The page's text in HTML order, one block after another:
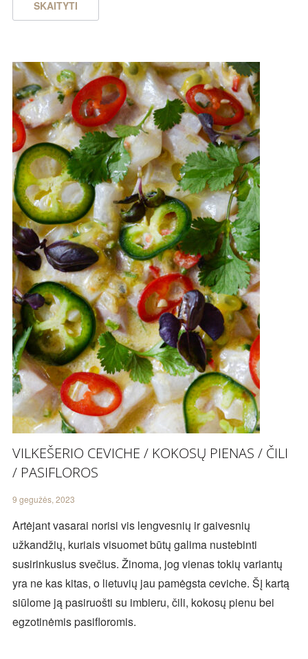
SKAITYTI
VILKEŠERIO CEVICHE / KOKOSŲ PIENAS / ČILI
/ PASIFLOROS
9 gegužės, 2023
Artėjant vasarai norisi vis lengvesnių ir gaivesnių
užkandžių, kuriais visuomet būtų galima nustebinti
susirinkusius svečius. Žinoma, jog vienas tokių variantų
yra ne kas kitas, o lietuvių jau pamėgsta ceviche. Šį kartą
siūlome ją pasiruošti su imbieru, čili, kokosų pienu bei
egzotinėmis pasifloromis.